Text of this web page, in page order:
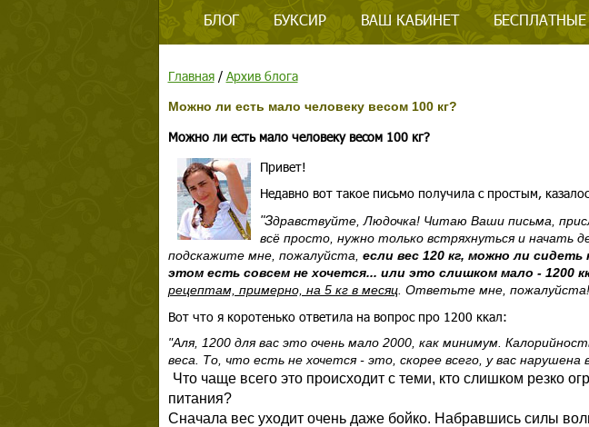
БЛОГ БУКСИР ВАШ КАБИНЕТ
Главная/ Архив блога
Можно ли есть мало человеку весом 100 кг?
Можно ли есть мало человеку весом 100 кг?
Привет!
Недавно вот такое письмо получила с простым,
"Здравствуйте, Людочка! Читаю Ваши письма,
всё просто, нужно только встряхнуться и начать
подскажите мне, пожалуйста, если вес 120 кг, можно ли сидеть
этом есть совсем не хочется... или это слишком мало - 1200
рецептам, примерно, на 5 кг в месяц. Ответьте мне,
Вот что я коротенько ответила на вопрос про 1200 ккал:
"Аля, 1200 для вас это очень мало 2000, как минимум.
веса. То, что есть не хочется - это, скорее всего, у вас
Что чаще всего это происходит с теми, кто слишком резко
питания?
Сначала вес уходит очень даже бойко. Набравшись силы